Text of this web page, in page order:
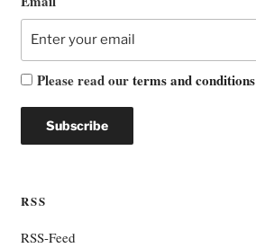
Please read ourterms and conditions
RSS
RSS-Feed